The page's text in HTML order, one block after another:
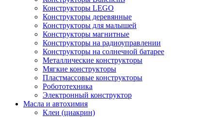
Конструкторы LEGO
Конструкторы деревянные
Конструкторы для малышей
Конструкторы магнитные
Конструкторы на радиоуправлении
Конструкторы на солнечной батарее
Металлические конструкторы
Мягкие конструкторы
Пластмассовые конструкторы
Робототехника
Электронный конструктор
Масла и автохимия
Клеи (циакрин)